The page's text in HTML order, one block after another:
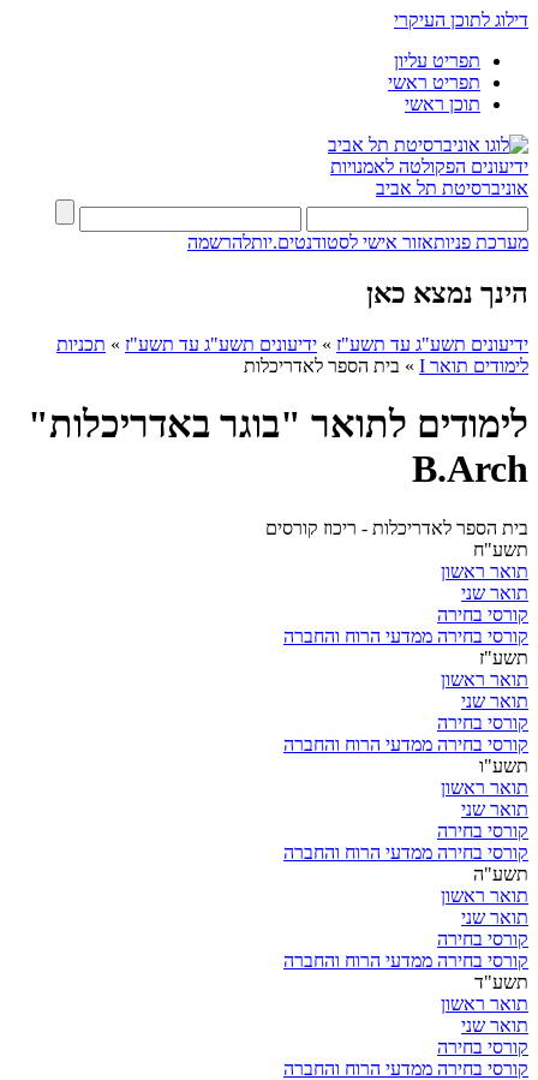
דילוג לתוכן העיקרי
תפריט עליון
תפריט ראשי
תוכן ראשי
ידיעונים הפקולטה לאמנויות
אוניברסיטת תל אביב
מערכת פניותאזור אישי לסטודנטים.יותלהרשמה
הינך נמצא כאן
ידיעונים תשע"ג עד תשע"ז » ידיעונים תשע"ג עד תשע"ז » תכניות
לימודים תואר I
» בית הספר לאדריכלות
לימודים לתואר "בוגר באדריכלות"
B.Arch
בית הספר לאדריכלות - ריכוז קורסים
תשע"ח
תואר ראשון
תואר שני
קורסי בחירה
קורסי בחירה ממדעי הרוח והחברה
תשע"ז
תואר ראשון
תואר שני
קורסי בחירה
קורסי בחירה ממדעי הרוח והחברה
תשע"ו
תואר ראשון
תואר שני
קורסי בחירה
קורסי בחירה ממדעי הרוח והחברה
תשע"ה
תואר ראשון
תואר שני
קורסי בחירה
קורסי בחירה ממדעי הרוח והחברה
תשע"ד
תואר ראשון
תואר שני
קורסי בחירה
קורסי בחירה ממדעי הרוח והחברה